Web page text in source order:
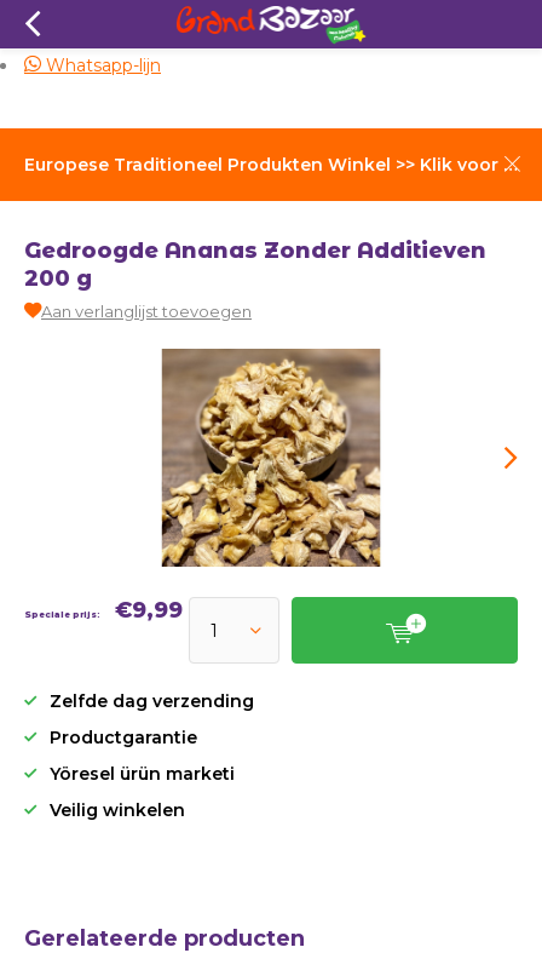
Europese Traditioneel Produkten Winkel >> Klik voor Verzendkosten
Zelfde dag verzending
Whatsapp-lijn
Gedroogde Ananas Zonder Additieven
200 g
Aan verlanglijst toevoegen
Speciale prijs: €9,99
Zelfde dag verzending
Productgarantie
Yöresel ürün marketi
Veilig winkelen
Gerelateerde producten